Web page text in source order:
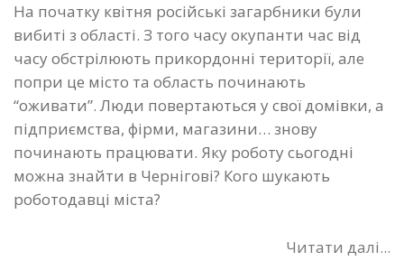
На початку квітня російські загарбники були
вибиті з області. З того часу окупанти час від
часу обстрілюють прикордонні території, але
попри це місто та область починають
“оживати”. Люди повертаються у свої домівки, а
підприємства, фірми, магазини… знову
починають працювати. Яку роботу сьогодні
можна знайти в Чернігові? Кого шукають
роботодавці міста?
Читати далі...